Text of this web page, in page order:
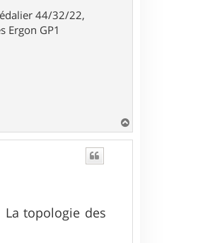
44/32/22,
Ergon GP1
a
topologie des